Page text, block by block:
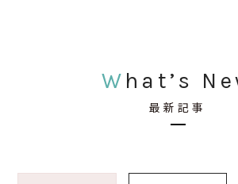
What’s
最新記事